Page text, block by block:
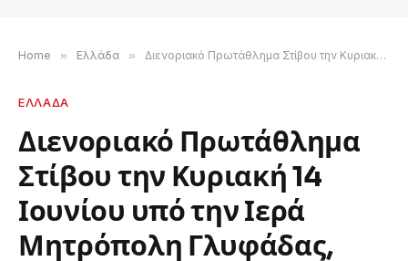
Home » Ελλάδα » Διενοριακό Πρωτάθλημα Στίβου την Κυριακή 14 Ιουνίου υπό την Ιερά Μητρόπολη Γλυφάδας, Ελληνικού, Βούλας, Βουλιαγμένης και Βάρης
ΕΛΛΑΔΑ
Διενοριακό Πρωτάθλημα
Στίβου την Κυριακή 14
Ιουνίου υπό την Ιερά
Μητρόπολη Γλυφάδας,